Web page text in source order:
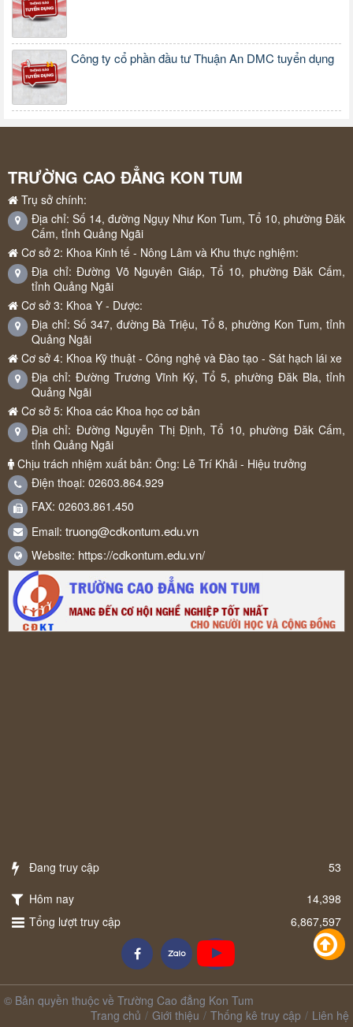
Công ty cổ phần đầu tư Thuận An DMC tuyển dụng
TRƯỜNG CAO ĐẲNG KON TUM
Trụ sở chính:
Địa chỉ: Số 14, đường Ngụy Như Kon Tum, Tổ 10, phường Đăk
Cấm, tỉnh Quảng Ngãi
Cơ sở 2: Khoa Kinh tế - Nông Lâm và Khu thực nghiệm:
Địa chỉ: Đường Võ Nguyên Giáp, Tổ 10, phường Đăk Cấm,
tỉnh Quảng Ngãi
Cơ sở 3: Khoa Y - Dược:
Địa chỉ: Số 347, đường Bà Triệu, Tổ 8, phường Kon Tum, tỉnh
Quảng Ngãi
Cơ sở 4: Khoa Kỹ thuật - Công nghệ và Đào tạo - Sát hạch lái xe
Địa chỉ: Đường Trương Vĩnh Ký, Tổ 5, phường Đăk Bla, tỉnh
Quảng Ngãi
Cơ sở 5: Khoa các Khoa học cơ bản
Địa chỉ: Đường Nguyễn Thị Định, Tổ 10, phường Đăk Cấm,
tỉnh Quảng Ngãi
Chịu trách nhiệm xuất bản: Ông: Lê Trí Khải - Hiệu trưởng
Điện thoại: 02603.864.929
FAX: 02603.861.450
Email: truong@cdkontum.edu.vn
Website: https://cdkontum.edu.vn/
Đang truy cập
53
Hôm nay
14,398
Tổng lượt truy cập
6,867,597
© Bản quyền thuộc về Trường Cao đẳng Kon Tum
Trang chủ
Giới thiệu Thống kê truy cập Liên hệ